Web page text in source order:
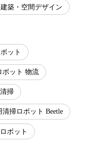
建築・空間デザイン
ット
ボット 物流
掃
清掃ロボット Beetle
ボット